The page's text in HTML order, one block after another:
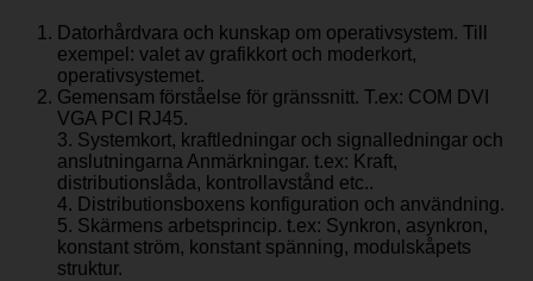
Datorhårdvara och kunskap om operativsystem. Till
exempel: valet av grafikkort och moderkort,
operativsystemet.
Gemensam förståelse för gränssnitt. T.ex: COM DVI
VGA PCI RJ45.
3. Systemkort, kraftledningar och signalledningar och
anslutningarna Anmärkningar. t.ex: Kraft,
distributionslåda, kontrollavstånd etc..
4. Distributionsboxens konfiguration och användning.
5. Skärmens arbetsprincip. t.ex: Synkron, asynkron,
konstant ström, konstant spänning, modulskåpets
struktur.